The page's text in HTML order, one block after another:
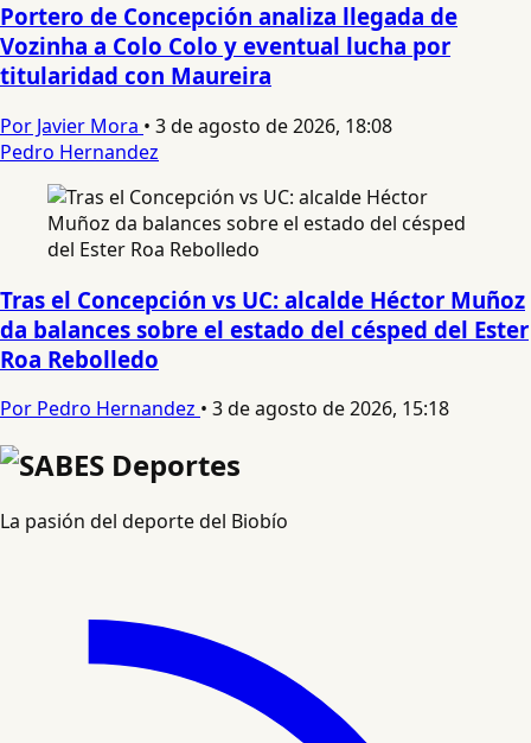
Portero de Concepción analiza llegada de
Vozinha a Colo Colo y eventual lucha por
titularidad con Maureira
Por Javier Mora • 3 de agosto de 2026, 18:08
Pedro Hernandez
Tras el Concepción vs UC: alcalde Héctor Muñoz
da balances sobre el estado del césped del Ester
Roa Rebolledo
Por Pedro Hernandez • 3 de agosto de 2026, 15:18
La pasión del deporte del Biobío